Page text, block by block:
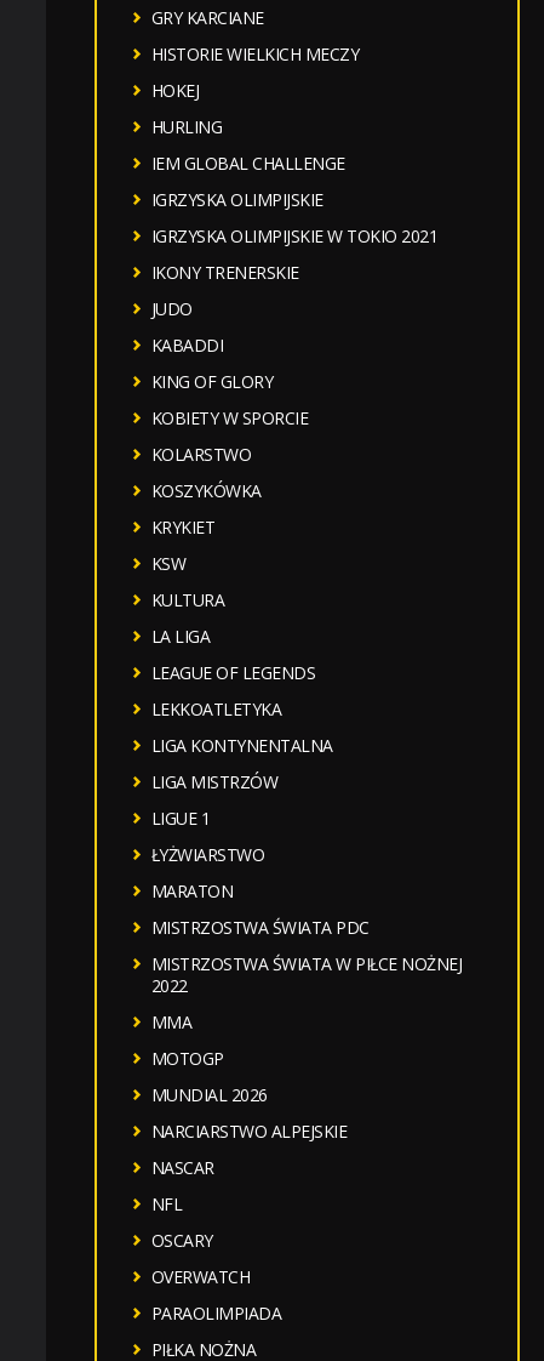
GRY KARCIANE
HISTORIE WIELKICH MECZY
HOKEJ
HURLING
IEM GLOBAL CHALLENGE
IGRZYSKA OLIMPIJSKIE
IGRZYSKA OLIMPIJSKIE W TOKIO 2021
IKONY TRENERSKIE
JUDO
KABADDI
KING OF GLORY
KOBIETY W SPORCIE
KOLARSTWO
KOSZYKÓWKA
KRYKIET
KSW
KULTURA
LA LIGA
LEAGUE OF LEGENDS
LEKKOATLETYKA
LIGA KONTYNENTALNA
LIGA MISTRZÓW
LIGUE 1
ŁYŻWIARSTWO
MARATON
MISTRZOSTWA ŚWIATA PDC
MISTRZOSTWA ŚWIATA W PIŁCE NOŻNEJ
2022
MMA
MOTOGP
MUNDIAL 2026
NARCIARSTWO ALPEJSKIE
NASCAR
NFL
OSCARY
OVERWATCH
PARAOLIMPIADA
PIŁKA NOŻNA